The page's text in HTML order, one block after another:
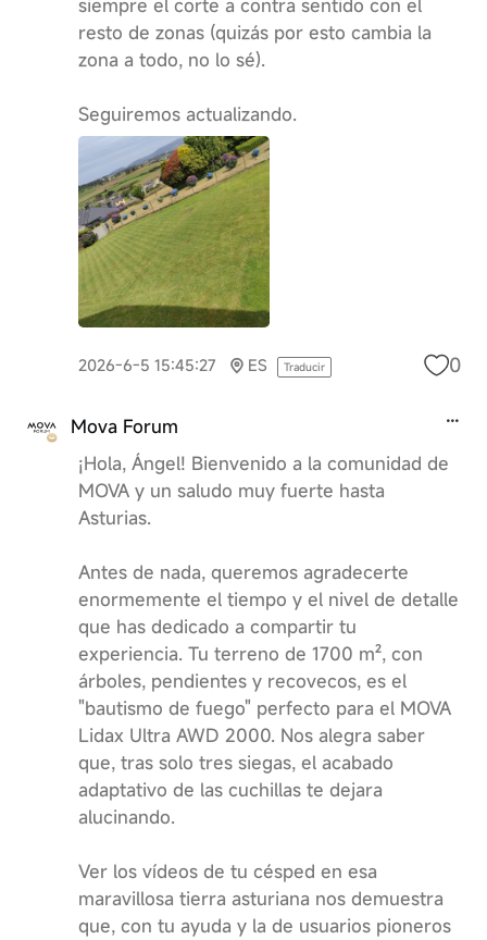
siempre el corte a contra sentido con el
resto de zonas (quizás por esto cambia la
zona a todo, no lo sé).
Seguiremos actualizando.
2026-6-5 15:45:27 ES Traducir 0
Mova Forum
¡Hola, Ángel! Bienvenido a la comunidad de
MOVA y un saludo muy fuerte hasta
Asturias.
Antes de nada, queremos agradecerte
enormemente el tiempo y el nivel de detalle
que has dedicado a compartir tu
experiencia. Tu terreno de 1700 m², con
árboles, pendientes y recovecos, es el
"bautismo de fuego" perfecto para el MOVA
Lidax Ultra AWD 2000. Nos alegra saber
que, tras solo tres siegas, el acabado
adaptativo de las cuchillas te dejara
alucinando.
Ver los vídeos de tu césped en esa
maravillosa tierra asturiana nos demuestra
que, con tu ayuda y la de usuarios pioneros